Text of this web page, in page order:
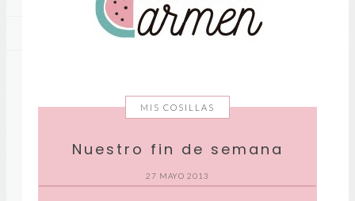
MIS COSILLAS
Nuestro fin de semana
27 MAYO 2013